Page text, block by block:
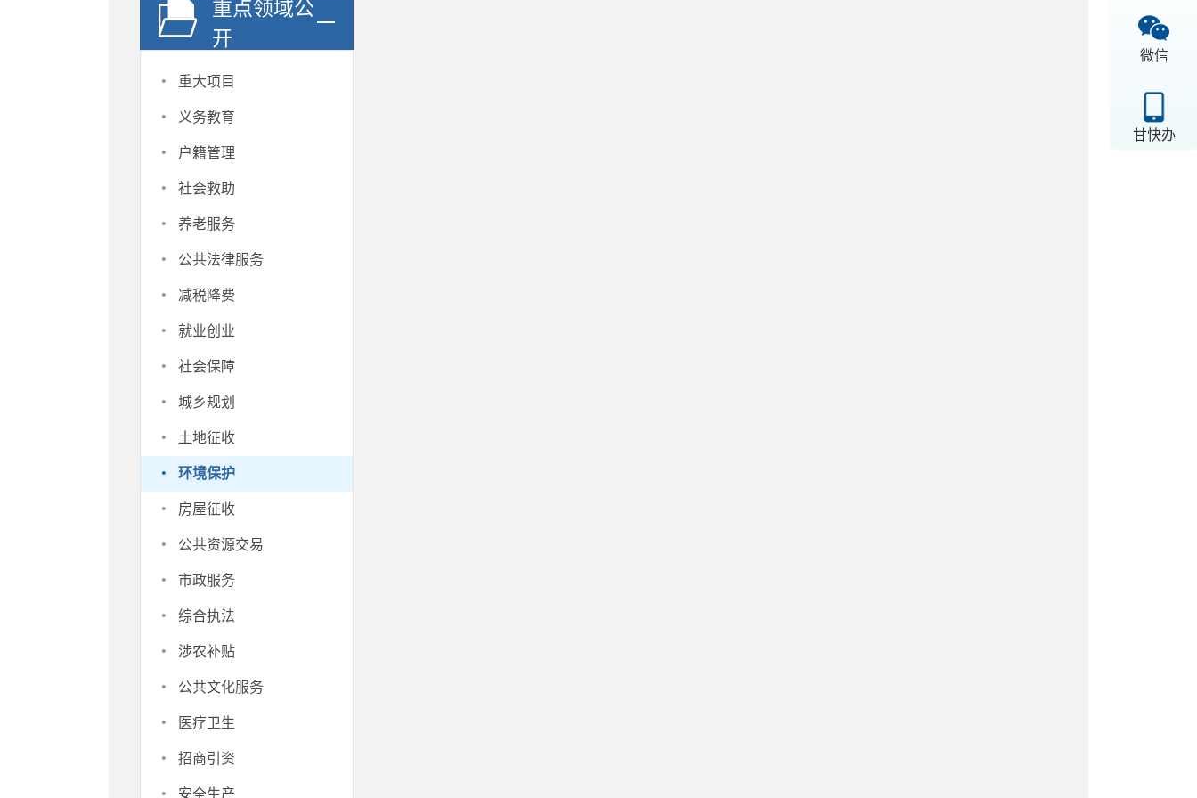
微信
甘快办
重点领域公
开
· 重大项目
· 义务教育
· 户籍管理
· 社会救助
· 养老服务
· 公共法律服务
· 减税降费
· 就业创业
· 社会保障
· 城乡规划
· 土地征收
· 环境保护
· 房屋征收
· 公共资源交易
· 市政服务
· 综合执法
· 涉农补贴
· 公共文化服务
· 医疗卫生
· 招商引资
安全生产